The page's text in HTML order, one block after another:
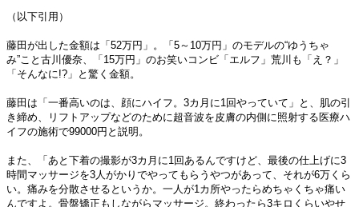
（以下引用）
藤田が出した金額は「52万円」。「5～10万円」のモデルの“ゆうちゃ
み”こと古川優奈、「15万円」のお笑いコンビ「エルフ」荒川も「え？」
「そんなに!?」と驚く金額。
藤田は「一番高いのは、顔にハイフ。3カ月に1回やっていて」と、肌の引
き締め、リフトアップなどのために超音波を皮膚の内側に照射する医療ハ
イフの施術で99000円と説明。
また、「あと下着の撮影が3カ月に1回あるんですけど、最後の仕上げに3
時間マッサージを3人がかりでやってもらうやつがあって、それが6万くら
い。痛みを分散させるというか。一人が1カ所やったらめちゃくちゃ痛い
んですよ。骨盤矯正もしながらマッサージ。終わったら3キロくらいやせ